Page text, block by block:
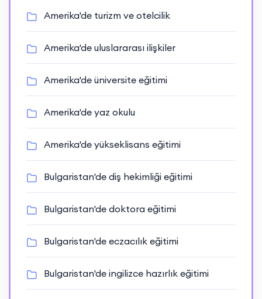
Amerika'de turizm ve otelcilik
Amerika'de uluslararası ilişkiler
Amerika'de üniversite eğitimi
Amerika'de yaz okulu
Amerika'de yükseklisans eğitimi
Bulgaristan'de diş hekimliği eğitimi
Bulgaristan'de doktora eğitimi
Bulgaristan'de eczacılık eğitimi
Bulgaristan'de ingilizce hazırlık eğitimi